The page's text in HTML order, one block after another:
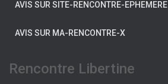
AVIS SUR SITE-RENCONTRE-EPHEMERE
AVIS SUR MA-RENCONTRE-X
Rencontre Libertine